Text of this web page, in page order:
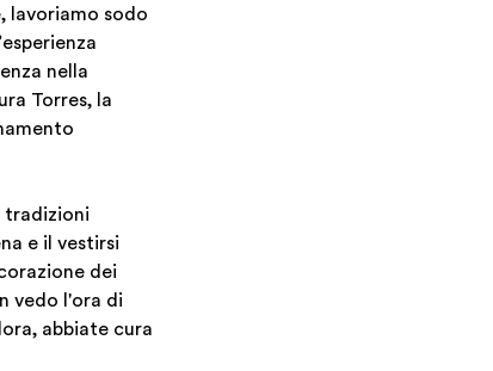
lavoriamo sodo
nella
Torres, la
tradizioni
e il vestirsi
dei
vedo l'ora di
abbiate cura